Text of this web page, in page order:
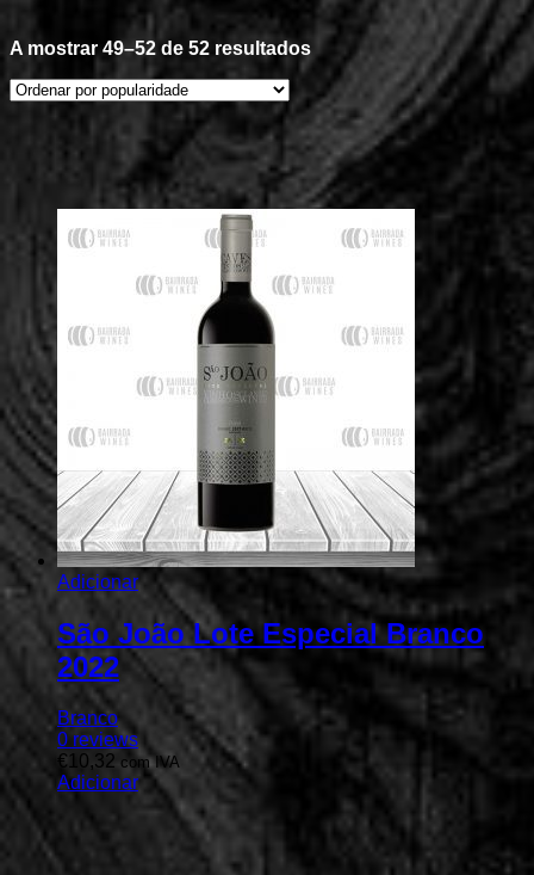
A mostrar 49–52 de 52 resultadosOrdenado
popularidade
Adicionar
São João Lote Especial Branco
2022
Branco
0 reviews
€10,32 com IVA
Adicionar